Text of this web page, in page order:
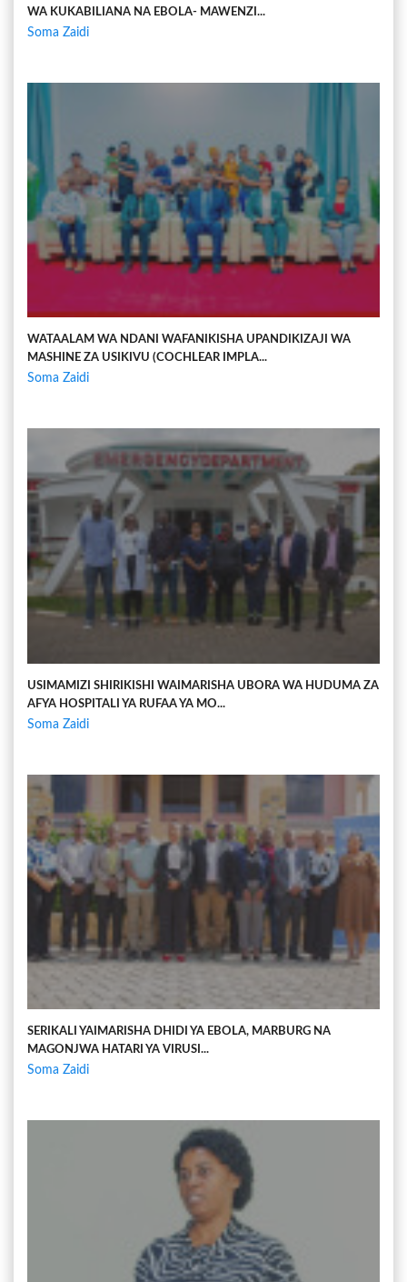
WA KUKABILIANA NA EBOLA- MAWENZI...
Soma Zaidi
WATAALAM WA NDANI WAFANIKISHA UPANDIKIZAJI WA
MASHINE ZA USIKIVU (COCHLEAR IMPLA...
Soma Zaidi
USIMAMIZI SHIRIKISHI WAIMARISHA UBORA WA HUDUMA ZA
AFYA HOSPITALI YA RUFAA YA MO...
Soma Zaidi
SERIKALI YAIMARISHA DHIDI YA EBOLA, MARBURG NA
MAGONJWA HATARI YA VIRUSI...
Soma Zaidi